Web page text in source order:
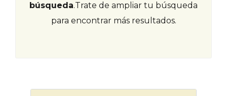
búsqueda.Trate de ampliar tu búsqueda
para encontrar más resultados.